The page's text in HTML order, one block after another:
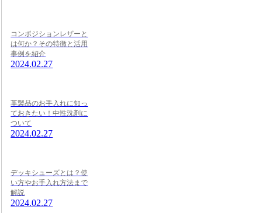
コンポジションレザーと
は何か？その特徴と活用
事例を紹介
2024.02.27
革製品のお手入れに知っ
ておきたい！中性洗剤に
ついて
2024.02.27
デッキシューズとは？使
い方やお手入れ方法まで
解説
2024.02.27